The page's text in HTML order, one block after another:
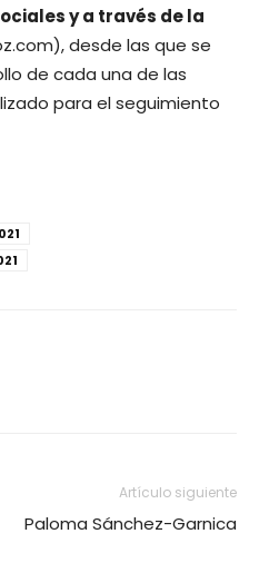
y a través de la
desde las que se
de cada una de las
para el seguimiento
Artículo siguiente
Paloma Sánchez-Garnica